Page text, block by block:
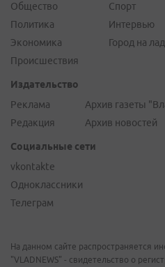
Общество
Политика
Экономика
Происшествия
Спорт
Интервью
Город на
Издательство
Реклама
Редакция
Архив газеты
Архив новостей
Социальные сети
vkontakte
Одноклассники
Телеграм
На данном сайте распространяется
"VLADNEWS" - свидетельство о